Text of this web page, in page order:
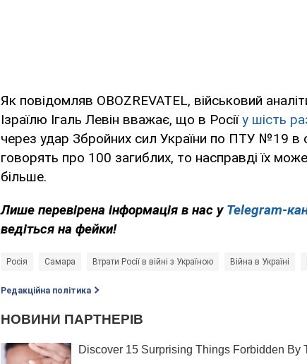
Як повідомляв OBOZREVATEL, військовий
Ізраїлю Ігаль Левін вважає, що в Росіїу шість
через удар Збройних сил України по ПТУ №19 в
говорять про 100 загиблих, то насправді їх
більше.
Лише перевірена інформація в нас у Telegram-
ведіться на фейки!
Росія Самара Втрати Росії в війні з Україною Війна в Україні
Редакційна політика